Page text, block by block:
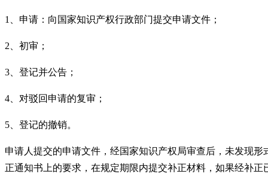
1、申请：向国家知识产权行政部门提交申请文件；
2、初审；
3、登记并公告；
4、对驳回申请的复审；
5、登记的撤销。
申请人提交的申请文件，经国家知识产权局审查后，未发现
正通知书上的要求，在规定期限内提交补正材料，如果经补